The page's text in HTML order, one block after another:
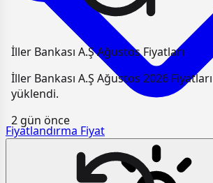
Fiyatlandırma Fiyat
İller Bankası A.Ş Ağustos Fiyatları
İller Bankası A.Ş Ağustos 2026
yüklendi.
2 gün önce